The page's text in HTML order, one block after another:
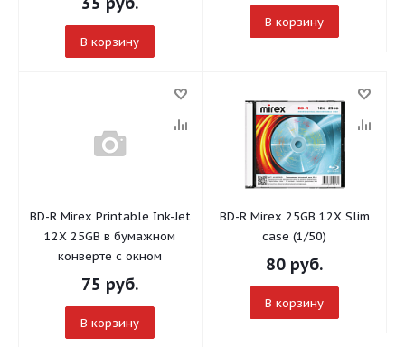
В корзину
В корзину
BD-R Mirex Printable Ink-Jet
12X 25GB в бумажном
конверте с окном
75 руб.
В корзину
BD-R Mirex 25GB 12X Slim
case (1/50)
80 руб.
В корзину